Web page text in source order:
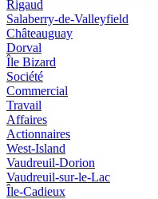
Rigaud
Salaberry-de-Valleyfield
Châteauguay
Dorval
Île Bizard
Société
Commercial
Travail
Affaires
Actionnaires
West-Island
Vaudreuil-Dorion
Vaudreuil-sur-le-Lac
Île-Cadieux